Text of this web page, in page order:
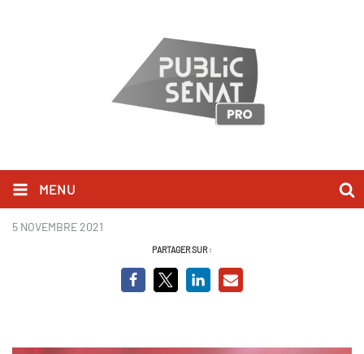
MENU
Manuel Valls - UMED
5 NOVEMBRE 2021
PARTAGER SUR :